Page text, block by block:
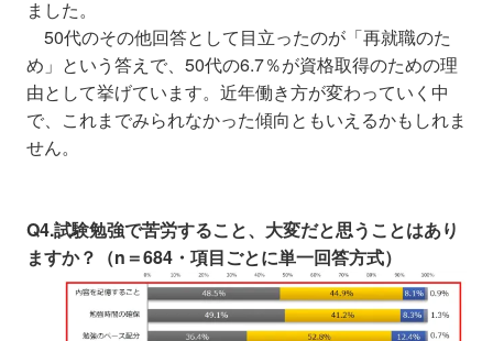
ました。
50代のその他回答として目立ったのが「再就職のた
め」という答えで、50代の6.7％が資格取得のための理
由として挙げています。近年働き方が変わっていく中
で、これまでみられなかった傾向ともいえるかもしれま
せん。
Q4.試験勉強で苦労すること、大変だと思うことはあり
ますか？（n＝684・項目ごとに単一回答方式）